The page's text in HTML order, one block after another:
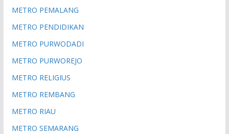
METRO PEMALANG
METRO PENDIDIKAN
METRO PURWODADI
METRO PURWOREJO
METRO RELIGIUS
METRO REMBANG
METRO RIAU
METRO SEMARANG